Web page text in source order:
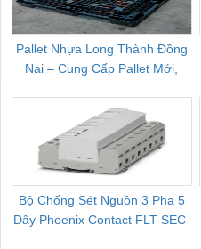
Pallet Nhựa Long Thành Đồng
Nai – Cung Cấp Pallet Mới,
Bộ Chống Sét Nguồn 3 Pha 5
Dây Phoenix Contact FLT-SEC-